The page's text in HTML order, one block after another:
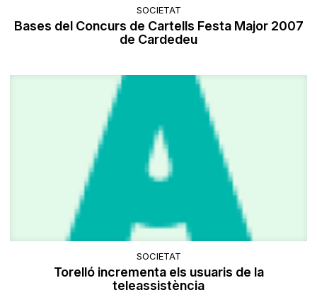
SOCIETAT
Bases del Concurs de Cartells Festa Major 2007
de Cardedeu
SOCIETAT
Torelló incrementa els usuaris de la
teleassistència